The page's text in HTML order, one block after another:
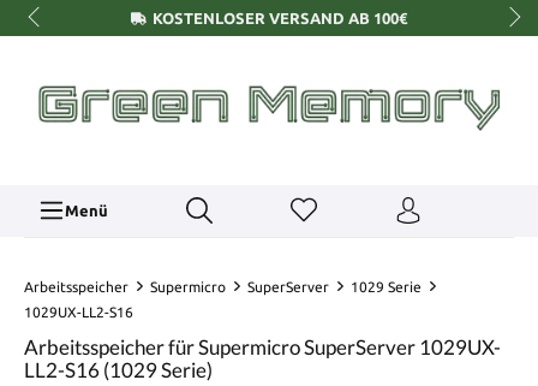
KOSTENLOSER VERSAND AB 100€
Menü
Arbeitsspeicher Supermicro SuperServer
1029 Serie
1029UX-LL2-S16
Arbeitsspeicher für Supermicro SuperServer 1029UX-
LL2-S16 (1029 Serie)